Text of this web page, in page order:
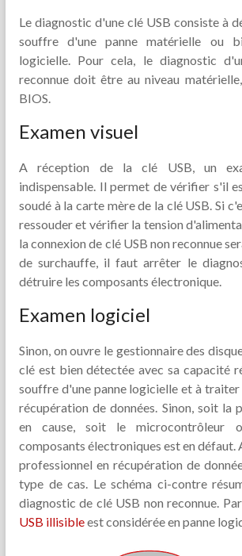
Le diagnostic d'une clé USB consiste à
souffre d'une panne matérielle ou
logicielle. Pour cela, le diagnostic
reconnue doit être au niveau
BIOS.
Examen visuel
A réception de la clé USB, un
indispensable. Il permet de vérifier s'il
soudé à la carte mère de la clé USB. Si
ressouder et vérifier la tension
la connexion de clé USB non reconnue
de surchauffe, il faut arrêter le
détruire les composants électronique.
Examen logiciel
Sinon, on ouvre le gestionnaire des
clé est bien détectée avec sa capacité
souffre d'une panne logicielle et à
récupération de données. Sinon, soit la
en cause, soit le microcontrôleur
composants électroniques est en défaut.
professionnel en récupération de
type de cas. Le schéma ci-contre
diagnostic de clé USB non reconnue.
USB illisibleest considérée en panne